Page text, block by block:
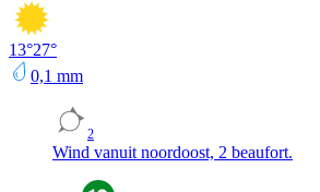
13°27°
0,1 mm
2
Wind vanuit noordoost, 2 beaufort.